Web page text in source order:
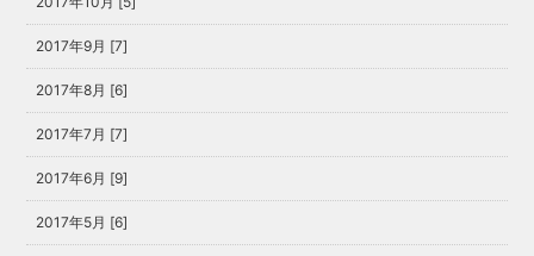
2017年9月 [7]
2017年8月 [6]
2017年7月 [7]
2017年6月 [9]
2017年5月 [6]